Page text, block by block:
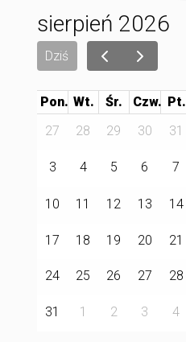
sierpień 2026
Dziś
Pon. Wt. Śr. Czw. Pt.
27
28 29 30 31
3 4 5 6 7
10 11 12 13 14
17 18 19 20 21
24 25 26 27 28
31 1 2 3 4